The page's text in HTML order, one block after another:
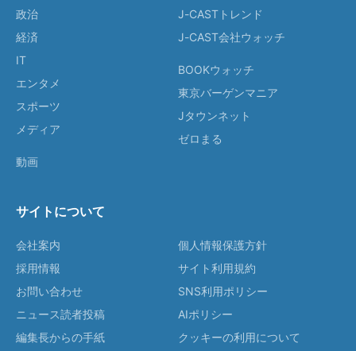
政治
経済
IT
エンタメ
スポーツ
メディア
動画
J-CASTトレンド
J-CAST会社ウォッチ
BOOKウォッチ
東京バーゲンマニア
Jタウンネット
ゼロまる
サイトについて
会社案内
採用情報
お問い合わせ
ニュース読者投稿
編集長からの手紙
個人情報保護方針
サイト利用規約
SNS利用ポリシー
AIポリシー
クッキーの利用について